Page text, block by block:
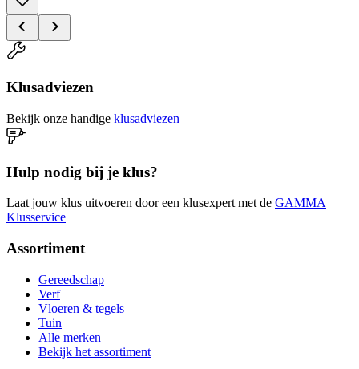
Klusadviezen
Bekijk onze handige klusadviezen
Hulp nodig bij je klus?
Laat jouw klus uitvoeren door een klusexpert met de GAMMA
Klusservice
Assortiment
Gereedschap
Verf
Vloeren & tegels
Tuin
Alle merken
Bekijk het assortiment